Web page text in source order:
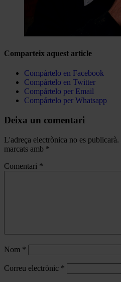
Comparteix aquest article
Compártelo en Facebook
Compártelo en Twitter
Compártelo per Email
Compártelo per Whatsapp
Deixa un comentari
L'adreça electrònica no es publicarà.
marcats amb *
Comentari *
Nom *
Correu electrònic *